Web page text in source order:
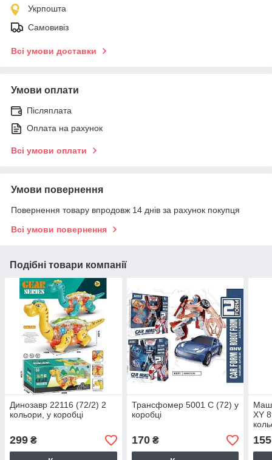
Укрпошта
Самовивіз
Всі умови доставки
Умови оплати
Післяплата
Оплата на рахунок
Всі умови оплати
Умови повернення
Повернення товару впродовж 14 днів за рахунок покупця
Всі умови повернення
Подібні товари компанії
Динозавр 22116 (72/2) 2
кольори, у коробці
299 ₴
Трансфомер 5001 С (72) у
коробці
170₴
XY
155